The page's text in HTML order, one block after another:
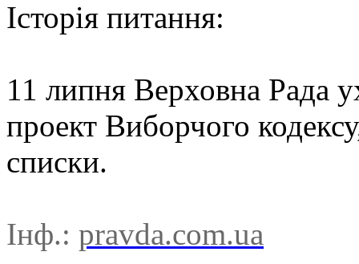
Історія питання:
11 липня Верховна Рада
проект Виборчого
списки.
Інф.: pravda.com.ua